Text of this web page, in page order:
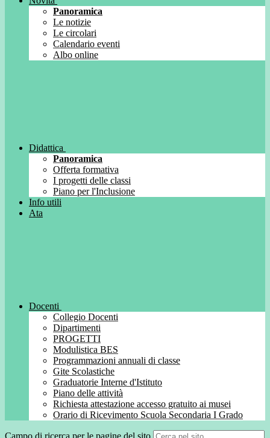
Panoramica
Le notizie
Le circolari
Calendario eventi
Albo online
Didattica
Panoramica
Offerta formativa
I progetti delle classi
Piano per l'Inclusione
Info utili
Ata
Docenti
Collegio Docenti
Dipartimenti
PROGETTI
Modulistica BES
Programmazioni annuali di classe
Gite Scolastiche
Graduatorie Interne d'Istituto
Piano delle attività
Richiesta attestazione accesso gratuito ai musei
Orario di Ricevimento Scuola Secondaria I Grado